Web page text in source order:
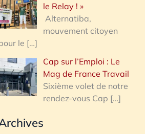
le Relay ! »
Alternatiba,
mouvement citoyen
le […]
Cap sur l’Emploi : Le
Mag de France Travail
Sixième volet de notre
rendez-vous Cap […]